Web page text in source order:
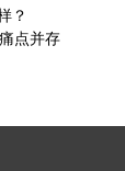
？
点并存